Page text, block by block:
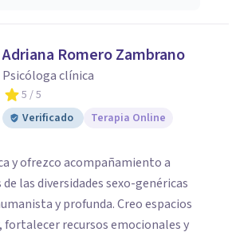
Adriana Romero Zambrano
Psicóloga clínica
5 / 5
Verificado
Terapia Online
y ofrezco acompañamiento a
las diversidades sexo-genéricas
y profunda. Creo espacios
fortalecer recursos emocionales y